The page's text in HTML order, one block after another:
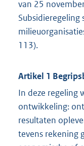
van 25
113).
Artikel 1
In deze regeling
ontwikkeling:
resultaten
tevens rekening